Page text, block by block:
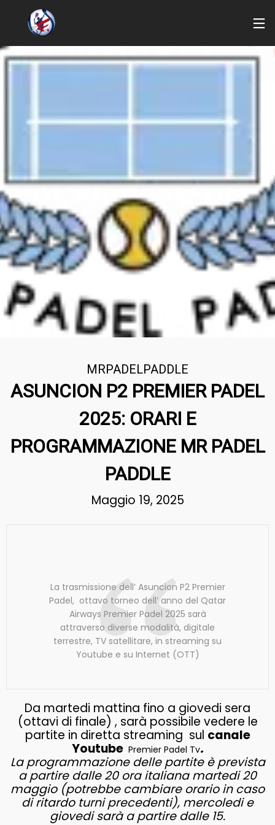
MRPADELPADDLE
ASUNCION P2 PREMIER PADEL
2025: ORARI E
PROGRAMMAZIONE MR PADEL
PADDLE
Maggio 19, 2025
La trasmissione dell’ Asuncion P2 Premier
Padel, ottavo torneo dell’ anno del Qatar
Airways Premier Padel 2025 sarà
attraverso diverse modalità, digitale
terrestre, TV satellitare, in streaming su
Youtube e su Internet (OTT)
Da martedi mattina fino a giovedi sera
(ottavi di finale) , sarà possibile vedere le
partite in diretta streaming sul canale
Youtube Premier Padel Tv.
La programmazione delle partite è prevista
a partire dalle 20 ora italiana martedi 20
maggio (potrebbe cambiare orario in caso
di ritardo turni precedenti), mercoledi e
giovedi sarà a partire dalle 15.